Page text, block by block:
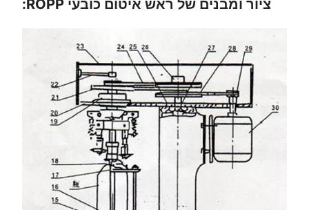
ציור ומבנים של ראש איטום כובעי ROPP: